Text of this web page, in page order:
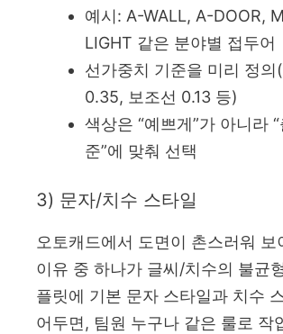
예시: A-WALL, A-DOOR,
LIGHT 같은 분야별 접두어
선가중치 기준을 미리 정의
0.35, 보조선 0.13 등)
색상은 “예쁘게”가 아니라
준”에 맞춰 선택
3) 문자/치수 스타일
오토캐드에서 도면이 촌스러워 보
이유 중 하나가 글씨/치수의 불균
플릿에 기본 문자 스타일과 치수
어두면, 팀원 누구나 같은 룰로 작